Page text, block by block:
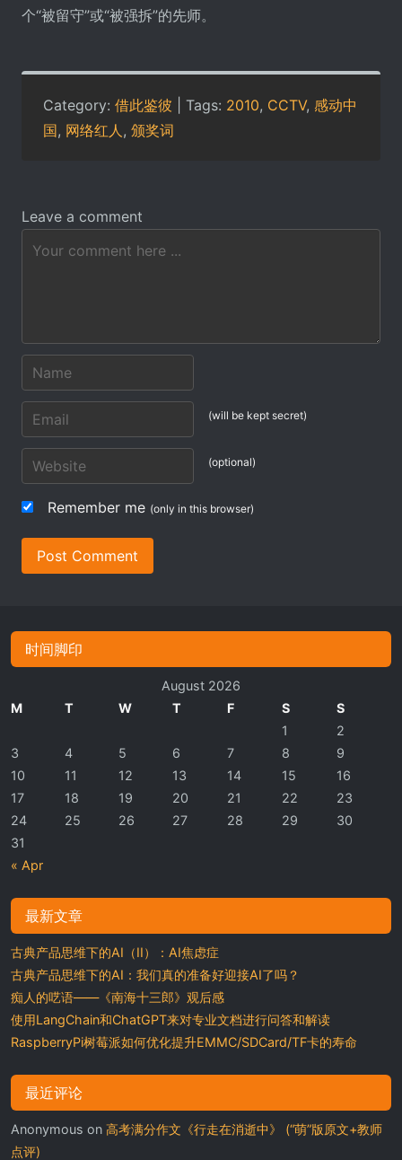
个“被留守”或“被强拆”的先师。
Category: 借此鉴彼 | Tags: 2010, CCTV, 感动中
国, 网络红人 , 颁奖词
Leave a comment
(will be kept secret)
(optional)
Remember me (only in this browser)
Post Comment
时间脚印
August 2026
M
T W T F S S
« Apr
1
2
3
4 5 6 7 8
9
10
11 12 13 14 15
16
17
18 19 20 21 22
23
24
25 26 27 28 29
30
31
最新文章
古典产品思维下的AI（II）：AI焦虑症
古典产品思维下的AI：我们真的准备好迎接AI了吗？
痴人的呓语——《南海十三郎》观后感
使用LangChain和ChatGPT来对专业文档进行问答和解读
RaspberryPi树莓派如何优化提升EMMC/SDCard/TF卡的寿命
最近评论
Anonymous on 高考满分作文《行走在消逝中》 (“萌”版原文+教师
点评)